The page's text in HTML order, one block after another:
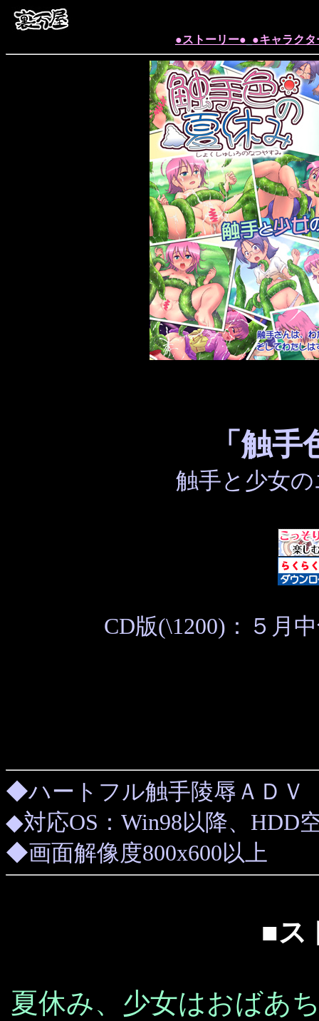
●ストーリー● ●キャラク
「触
触手と少女
CD版(\1200)：５月
◆ハートフル触手陵辱ＡＤＶ
◆対応OS：Win98以降、HDD
◆画面解像度800x600以上
■ス
夏休み、少女はおばあ